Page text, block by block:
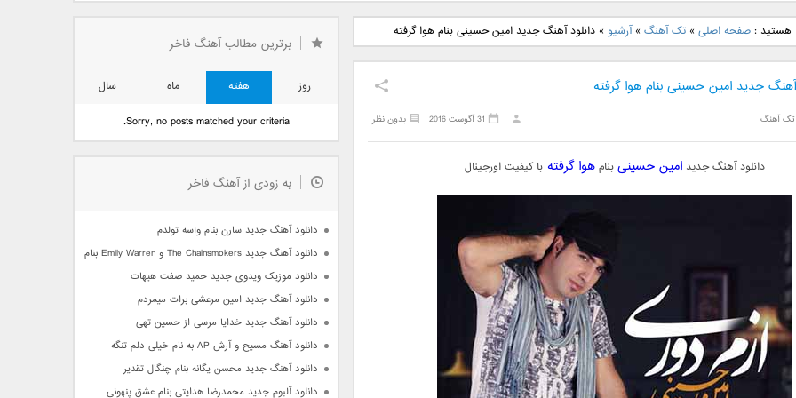
جدید رضا
نگار
دانلود آهنگ جدید علی
لهراسبی بنام صورت
دانلود آهنگ جدید مهدی
یراحی بنام اسرار
دانلود آهنگ جدید فرزاد
فرزین بنام آتیش
بانی بنام قرص قمر 2
یاسینی بنام دورترین نزدیک
هستید :صفحه اصلی »تک آهنگ »آرشیو »دانلود آهنگ جدید امین حسینی بنام هوا گرفته
آهنگ جدید امین حسینی بنام هوا گرفته
تک آهنگ بدون نظر 31 آگوست 2016
دانلود آهنگ جدید امین حسینیبنامهوا گرفته با کیفیت اورجینال
برترین مطالب آهنگ فاخر
روز هفته ماه
سال
Sorry, no posts matched your criteria.
به زودی از آهنگ فاخر
دانلود آهنگ جدید سارن بنام واسه تولدم
دانلود آهنگ جدید The Chainsmokers و Emily Warren بنام Side Effects
دانلود موزیک ویدوی جدید حمید صفت هیهات
دانلود آهنگ جدید امین مرعشی برات میمردم
دانلود آهنگ جدید خدایا مرسی از حسین تهی
دانلود آهنگ مسیح و آرش AP به نام خیلی دلم تنگه
دانلود آهنگ جدید محسن یگانه بنام چنگال تقدیر
دانلود آلبوم جدید محمدرضا هدایتی بنام عشق پنهونی